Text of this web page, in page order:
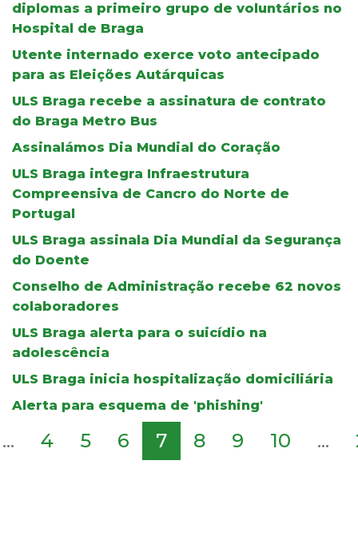
diplomas a primeiro grupo de voluntários no
Hospital de Braga
Utente internado exerce voto antecipado
para as Eleições Autárquicas
ULS Braga recebe a assinatura de contrato
do Braga Metro Bus
Assinalámos Dia Mundial do Coração
ULS Braga integra Infraestrutura
Compreensiva de Cancro do Norte de
Portugal
ULS Braga assinala Dia Mundial da Segurança
do Doente
Conselho de Administração recebe 62 novos
colaboradores
ULS Braga alerta para o suicídio na
adolescência
ULS Braga inicia hospitalização domiciliária
Alerta para esquema de 'phishing'
... 4 5 6 7 8 9 10 ...